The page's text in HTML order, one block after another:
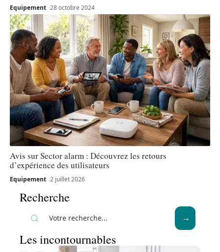
Equipement 28 octobre 2024
Avis sur Sector alarm : Découvrez les retours
d’expérience des utilisateurs
Equipement 2 juillet 2026
Recherche
Les incontournables